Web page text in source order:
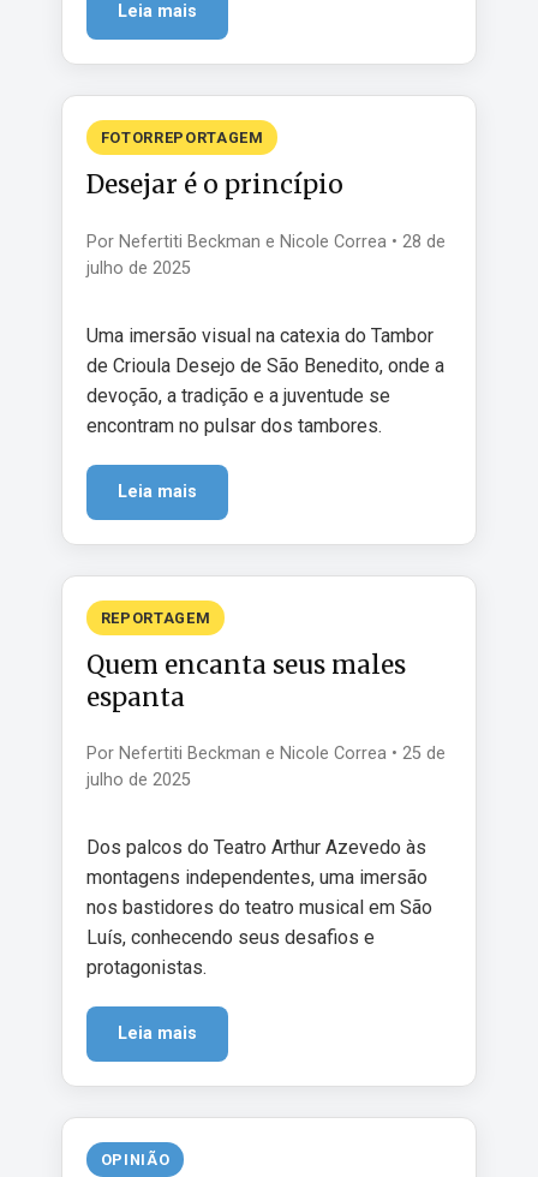
Leia mais
FOTORREPORTAGEM
Desejar é o princípio
Por Nefertiti Beckman e Nicole Correa • 28 de
julho de 2025
Uma imersão visual na catexia do Tambor
de Crioula Desejo de São Benedito, onde a
devoção, a tradição e a juventude se
encontram no pulsar dos tambores.
Leia mais
REPORTAGEM
Quem encanta seus males
espanta
Por Nefertiti Beckman e Nicole Correa • 25 de
julho de 2025
Dos palcos do Teatro Arthur Azevedo às
montagens independentes, uma imersão
nos bastidores do teatro musical em São
Luís, conhecendo seus desafios e
protagonistas.
Leia mais
OPINIÃO